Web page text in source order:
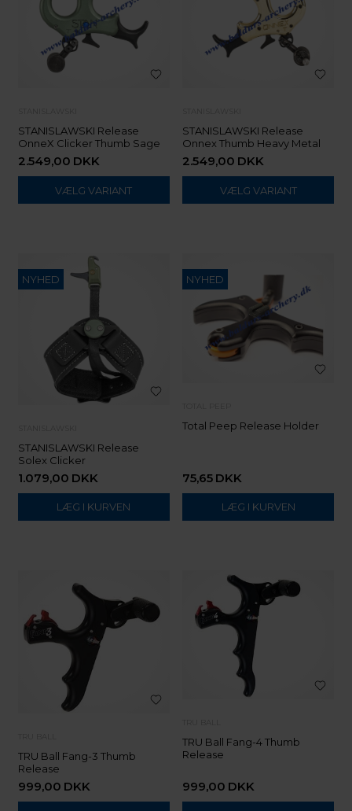
STANISLAWSKI Release
OnneX Clicker Thumb Sage
2.549,00 DKK
VÆLG VARIANT
STANISLAWSKI Release
Onnex Thumb Heavy Metal
2.549,00 DKK
VÆLG VARIANT
NYHED
STANISLAWSKI Release
Solex Clicker
1.079,00 DKK
NYHED
Total Peep Release Holder
75,65 DKK
TRU Ball Fang-3 Thumb
Release
999,00 DKK
TRU Ball Fang-4 Thumb
Release
999,00 DKK